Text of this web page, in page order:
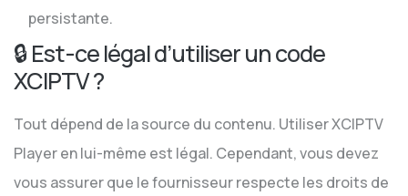
persistante.
🔒 Est-ce légal d’utiliser un code
XCIPTV ?
Tout dépend de la source du contenu. Utiliser XCIPTV
Player en lui-même est légal. Cependant, vous devez
vous assurer que le fournisseur respecte les droits de